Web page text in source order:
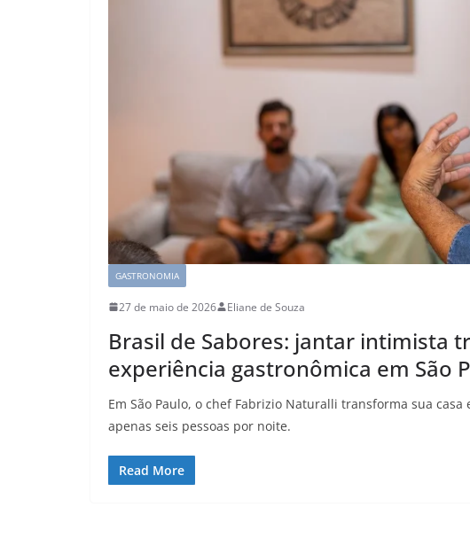
GASTRONOMIA
27 de maio de 2026 Eliane de Souza
Brasil de Sabores: jantar intimista
experiência gastronômica em São
Em São Paulo, o chef Fabrizio Naturalli transforma sua
apenas seis pessoas por noite.
Read More